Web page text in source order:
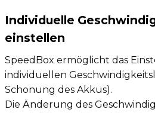
Individuelle
einstellen
SpeedBox ermöglicht das
individuellen
Schonung des Akkus).
Die Änderung des